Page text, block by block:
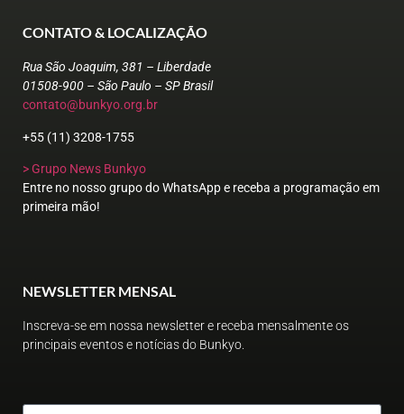
CONTATO & LOCALIZAÇÃO
Rua São Joaquim, 381 – Liberdade
01508-900 – São Paulo – SP Brasil
contato@bunkyo.org.br
+55 (11) 3208-1755
> Grupo News Bunkyo
Entre no nosso grupo do WhatsApp e receba a programação em
primeira mão!
NEWSLETTER MENSAL
Inscreva-se em nossa newsletter e receba mensalmente os
principais eventos e notícias do Bunkyo.